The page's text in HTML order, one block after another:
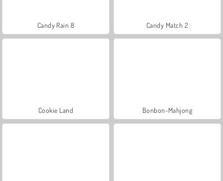
Candy Rain 8 Candy Match 2
Cookie Land Bonbon-Mahjong